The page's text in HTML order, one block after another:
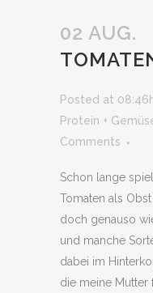
02 AUG.
Posted at
Protein +
Comments
Schon lange
Tomaten als
doch genauso
und manche
dabei im
die meine Mutter